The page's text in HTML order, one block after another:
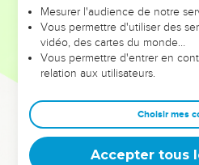
leur foi ou leur vision. Mais on voit
et les saisons difficiles qu'ils ont
sont elles qui les
Dans cette conférence, leaders,
clés pour avancer avec plus de
deviennent vos tremplins. Que
équipe, un groupe ou une
Mesurer l'audience de notre
Vous permettre d'utiliser des
vidéo, des cartes du monde…
Vous permettre d'entrer en
relation aux utilisateurs.
Choisir mes
Accepter tous